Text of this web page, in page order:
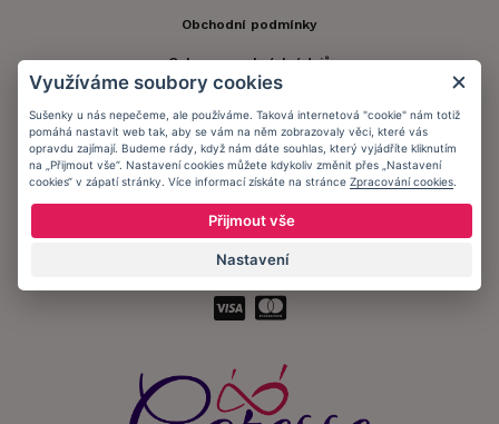
Obchodní podmínky
Ochrana osobních údajů
Zůstaňte s námi v kontaktu.
Přijímáme platby:
Využíváme soubory cookies
Sušenky u nás nepečeme, ale používáme. Taková internetová "cookie" nám totiž
pomáhá nastavit web tak, aby se vám na něm zobrazovaly věci, které vás
opravdu zajímají. Budeme rády, když nám dáte souhlas, který vyjádříte kliknutím
na „Přijmout vše“. Nastavení cookies můžete kdykoliv změnit přes „Nastavení
cookies“ v zápatí stránky. Více informací získáte na stránce Zpracování cookies
Přijmout vše
Nastavení